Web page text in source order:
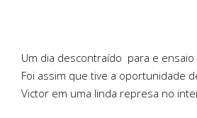
Um dia descontraído para e ensaio
Foi assim que tive a oportunidade
Victor em uma linda represa no